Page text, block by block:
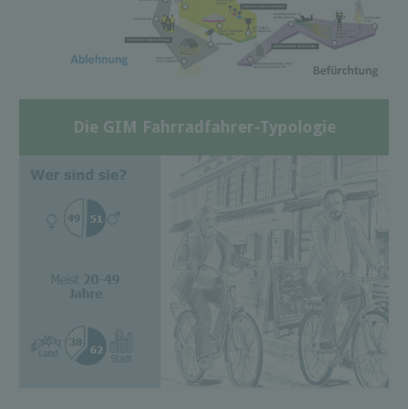
Die GIM Fahrradfahrer-Typologie